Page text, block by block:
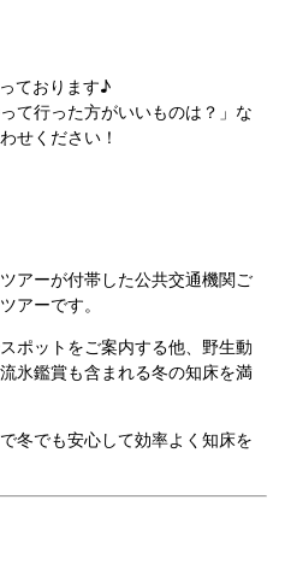
ております♪
て行った方がいいものは？」な
せください！
アーが付帯した公共交通機関ご
アーです。
ポットをご案内する他、野生動
氷鑑賞も含まれる冬の知床を満
冬でも安心して効率よく知床を